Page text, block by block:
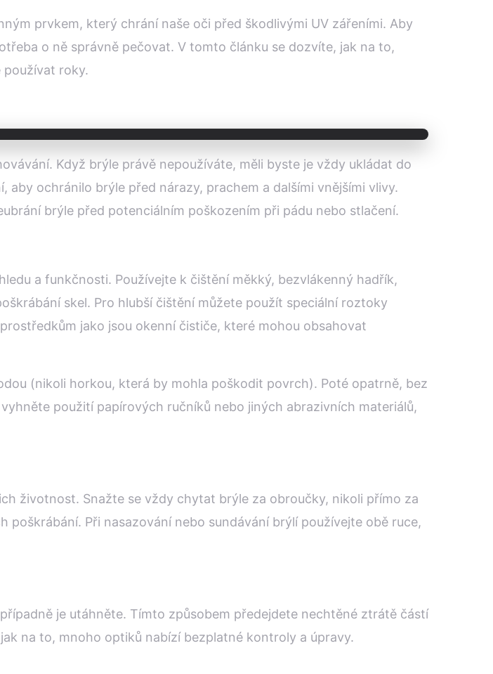
prvkem, který chrání naše oči před škodlivými UV zářeními. Aby
o ně správně pečovat. V tomto článku se dozvíte, jak na to,
používat roky.
Když brýle právě nepoužíváte, měli byste je vždy ukládat do
ochránilo brýle před nárazy, prachem a dalšími vnějšími vlivy.
brýle před potenciálním poškozením při pádu nebo stlačení.
a funkčnosti. Používejte k čištění měkký, bezvlákenný hadřík,
skel. Pro hlubší čištění můžete použít speciální roztoky
jako jsou okenní čističe, které mohou obsahovat
(nikoli horkou, která by mohla poškodit povrch). Poté opatrně, bez
použití papírových ručníků nebo jiných abrazivních materiálů,
životnost. Snažte se vždy chytat brýle za obroučky, nikoli přímo za
Při nasazování nebo sundávání brýlí používejte obě ruce,
je utáhněte. Tímto způsobem předejdete nechtěné ztrátě částí
na to, mnoho optiků nabízí bezplatné kontroly a úpravy.